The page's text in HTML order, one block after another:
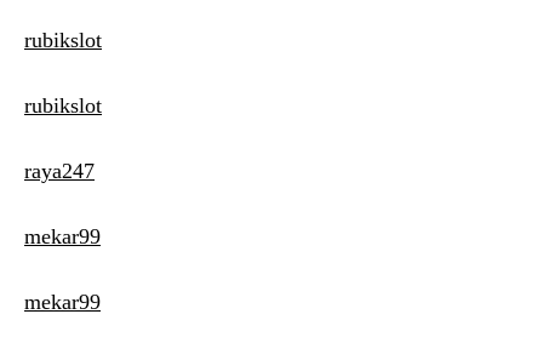
rubikslot
rubikslot
raya247
mekar99
mekar99